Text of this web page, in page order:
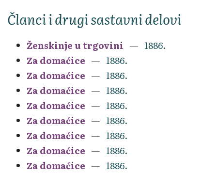
Članci i drugi sastavni delovi
Ženskinje u trgovini
1886.
Za domaćice
1886.
Za domaćice
1886.
Za domaćice
1886.
Za domaćice
1886.
Za domaćice
1886.
Za domaćice
1886.
Za domaćice
1886.
Za domaćice
1886.